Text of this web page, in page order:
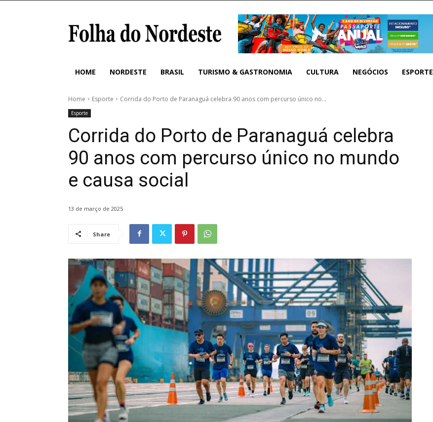
HOME NORDESTE BRASIL TURISMO & GASTRONOMIA CULTURA NEGÓCIOS ESPORTE
Home Esporte Corrida do Porto de Paranaguá celebra 90 anos com percurso único no...
Esporte
Corrida do Porto de Paranaguá celebra
90 anos com percurso único no mundo
e causa social
13 de março de 2025
Share